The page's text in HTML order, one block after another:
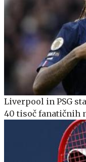
Liverpool in PSG
40 tisoč fanatičnih